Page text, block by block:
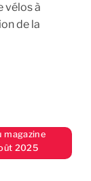
vélos à
de la
magazine
2025